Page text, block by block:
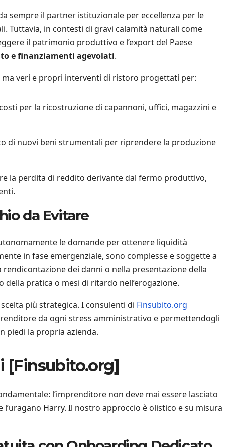
sempre il partner istituzionale per eccellenza per le
Tuttavia, in contesti di gravi calamità naturali come
il patrimonio produttivo e l’export del Paese
e finanziamenti agevolati.
veri e propri interventi di ristoro progettati per:
per la ricostruzione di capannoni, uffici, magazzini e
di nuovi beni strumentali per riprendere la produzione
la perdita di reddito derivante dal fermo produttivo,
da Evitare
le domande per ottenere liquidità
in fase emergenziale, sono complesse e soggette a
dei danni o nella presentazione della
pratica o mesi di ritardo nell’erogazione.
più strategica. I consulenti di Finsubito.org
da ogni stress amministrativo e permettendogli
piedi la propria azienda.
[Finsubito.org]
l’imprenditore non deve mai essere lasciato
Harry. Il nostro approccio è olistico e su misura